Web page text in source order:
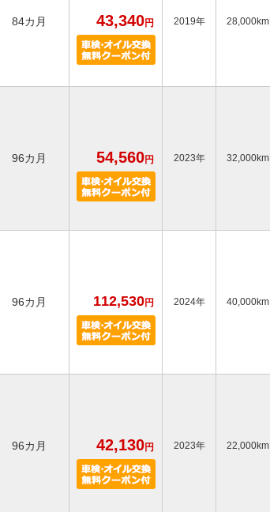
84カ月 43,340円 2019年 28,000km
96カ月 54,560円 2023年 32,000km
96カ月 112,530円 2024年 40,000km
96カ月 42,130円 2023年 22,000km